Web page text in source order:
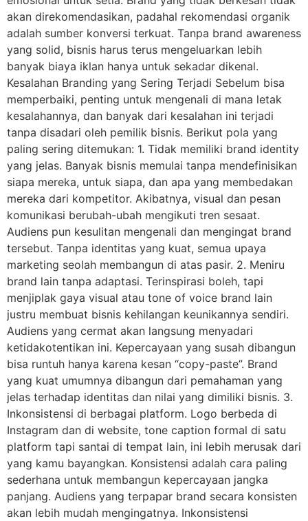
akan direkomendasikan, padahal rekomendasi organik
adalah sumber konversi terkuat. Tanpa brand awareness
yang solid, bisnis harus terus mengeluarkan lebih
banyak biaya iklan hanya untuk sekadar dikenal.
Kesalahan Branding yang Sering Terjadi Sebelum bisa
memperbaiki, penting untuk mengenali di mana letak
kesalahannya, dan banyak dari kesalahan ini terjadi
tanpa disadari oleh pemilik bisnis. Berikut pola yang
paling sering ditemukan: 1. Tidak memiliki brand identity
yang jelas. Banyak bisnis memulai tanpa mendefinisikan
siapa mereka, untuk siapa, dan apa yang membedakan
mereka dari kompetitor. Akibatnya, visual dan pesan
komunikasi berubah-ubah mengikuti tren sesaat.
Audiens pun kesulitan mengenali dan mengingat brand
tersebut. Tanpa identitas yang kuat, semua upaya
marketing seolah membangun di atas pasir. 2. Meniru
brand lain tanpa adaptasi. Terinspirasi boleh, tapi
menjiplak gaya visual atau tone of voice brand lain
justru membuat bisnis kehilangan keunikannya sendiri.
Audiens yang cermat akan langsung menyadari
ketidakotentikan ini. Kepercayaan yang susah dibangun
bisa runtuh hanya karena kesan “copy-paste”. Brand
yang kuat umumnya dibangun dari pemahaman yang
jelas terhadap identitas dan nilai yang dimiliki bisnis. 3.
Inkonsistensi di berbagai platform. Logo berbeda di
Instagram dan di website, tone caption formal di satu
platform tapi santai di tempat lain, ini lebih merusak dari
yang kamu bayangkan. Konsistensi adalah cara paling
sederhana untuk membangun kepercayaan jangka
panjang. Audiens yang terpapar brand secara konsisten
akan lebih mudah mengingatnya. Inkonsistensi